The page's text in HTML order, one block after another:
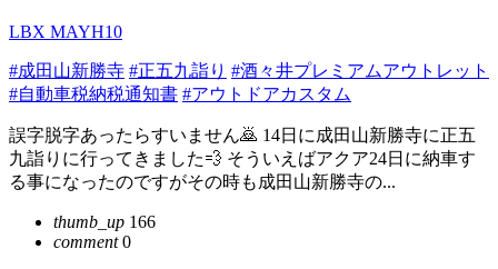
LBX MAYH10
#成田山新勝寺 #正五九詣り #酒々井プレミアムアウトレット
#自動車税納税通知書 #アウトドアカスタム
誤字脱字あったらすいません🙇 14日に成田山新勝寺に正五
九詣りに行ってきました💨 そういえばアクア24日に納車す
る事になったのですがその時も成田山新勝寺の...
thumb_up 166
comment0